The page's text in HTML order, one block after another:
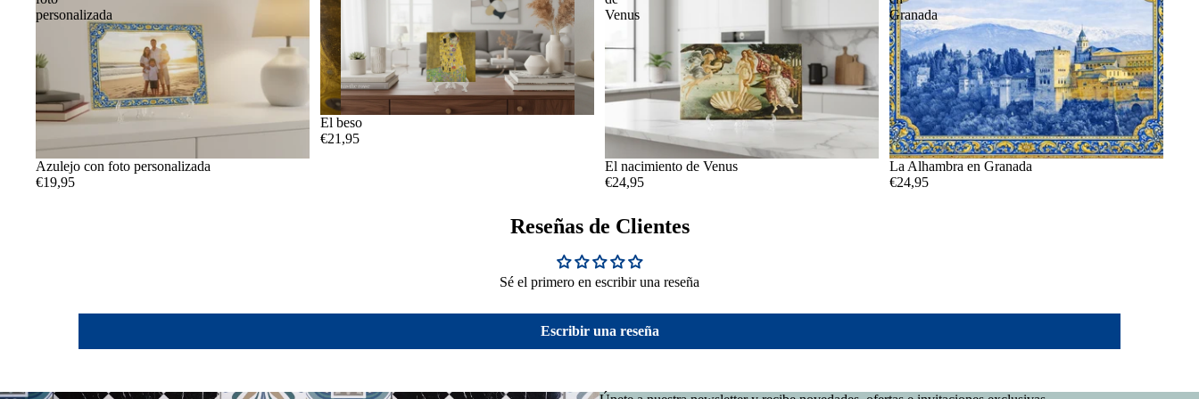
personalizada
Azulejo con foto personalizada
€19,95
El beso
€21,95
Venus
El nacimiento de Venus
€24,95
Granada
La Alhambra en Granada
€24,95
Reseñas de Clientes
Sé el primero en escribir una reseña
Escribir una reseña